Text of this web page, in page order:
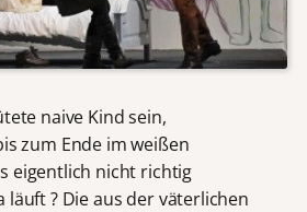
naive Kind sein,
zum Ende im weißen
eigentlich nicht richtig
? Die aus der väterlichen